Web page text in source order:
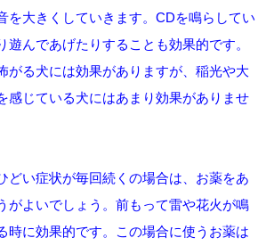
を大きくしていきます。CDを鳴らしてい
遊んであげたりすることも効果的です。
がる犬には効果がありますが、稲光や大
感じている犬にはあまり効果がありませ
どい症状が毎回続くの場合は、お薬をあ
がよいでしょう。前もって雷や花火が鳴
時に効果的です。この場合に使うお薬は